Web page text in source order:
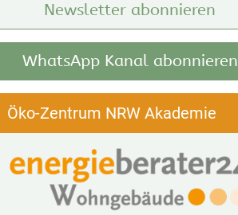
Newsletter abonnieren
WhatsApp Kanal abonnieren
Öko-Zentrum NRW Akademie